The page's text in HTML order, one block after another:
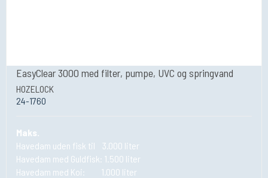
EasyClear 3000 med filter, pumpe, UVC og springvand
HOZELOCK
24-1760
Maks.
Havedam uden fisk til 3.000 liter
Havedam med Guldfisk: 1.500 liter
Havedam med Koi: 1.000 liter